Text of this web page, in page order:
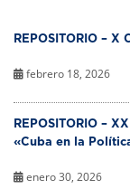
REPOSITORIO –
febrero 18, 2026
REPOSITORIO –
«Cuba en la
enero 30, 2026